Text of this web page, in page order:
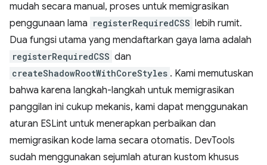
mudah secara manual, proses untuk memigrasikan
penggunaan lama registerRequiredCSS lebih rumit.
Dua fungsi utama yang mendaftarkan gaya lama adalah
registerRequiredCSS dan
createShadowRootWithCoreStyles . Kami memutuskan
bahwa karena langkah-langkah untuk memigrasikan
panggilan ini cukup mekanis, kami dapat menggunakan
aturan ESLint untuk menerapkan perbaikan dan
memigrasikan kode lama secara otomatis. DevTools
sudah menggunakan sejumlah aturan kustom khusus